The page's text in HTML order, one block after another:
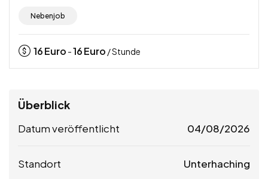
Nebenjob
16Euro -16Euro / Stunde
Überblick
Datum veröffentlicht 04/08/2026
Standort Unterhaching